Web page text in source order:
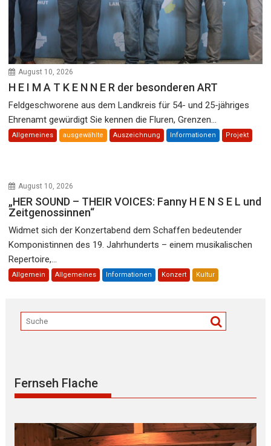
August 10, 2026
H E I M A T K E N N E R der besonderen ART
Feldgeschworene aus dem Landkreis für 54- und 25-jähriges
Ehrenamt gewürdigt Sie kennen die Fluren, Grenzen...
Allgemeines ausgewählte Auszeichnung Informationen Projekt
August 10, 2026
„HER SOUND – THEIR VOICES: Fanny H E N S E L und
Zeitgenossinnen“
Widmet sich der Konzertabend dem Schaffen bedeutender
Komponistinnen des 19. Jahrhunderts – einem musikalischen
Repertoire,...
Allgemein Allgemeines Informationen Konzert Kultur
Fernseh Flache